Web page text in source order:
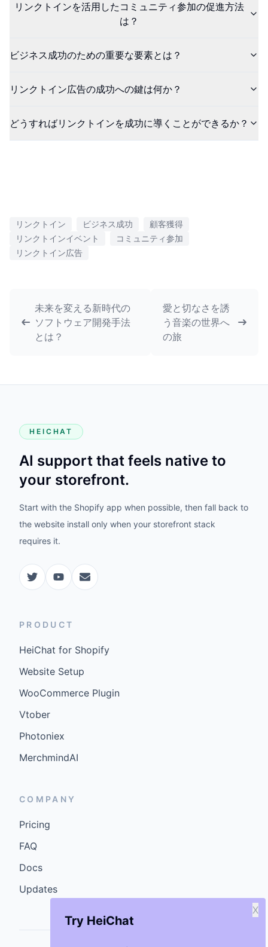
リンクトインを活用したコミュニティ参加の促進方法
は？
ビジネス成功のための重要な要素とは？
リンクトイン広告の成功への鍵は何か？
どうすればリンクトインを成功に導くことができるか？
Try HeiChat
X
リンクトイン ビジネス成功
顧客獲得
リンクトインイベント
コミュニティ参加
リンクトイン広告
未来を変える新時代の
ソフトウェア開発手法
とは？
愛と切なさを誘
う音楽の世界へ
の旅
HEICHAT
AI support that feels native to
your storefront.
Start with the Shopify app when possible, then fall back to
the website install only when your storefront stack
requires it.
PRODUCT
HeiChat for Shopify
Website Setup
WooCommerce Plugin
Vtober
Photoniex
MerchmindAI
COMPANY
Pricing
FAQ
Docs
Updates